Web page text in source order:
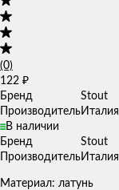
(0)
122 ₽
Бренд
Stout
ПроизводительИталия
В наличии
Бренд
Stout
ПроизводительИталия
Материал: латунь